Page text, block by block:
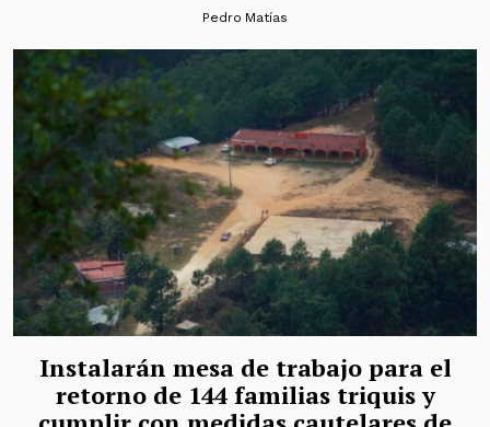
Pedro Matías
Instalarán mesa de trabajo para el
retorno de 144 familias triquis y